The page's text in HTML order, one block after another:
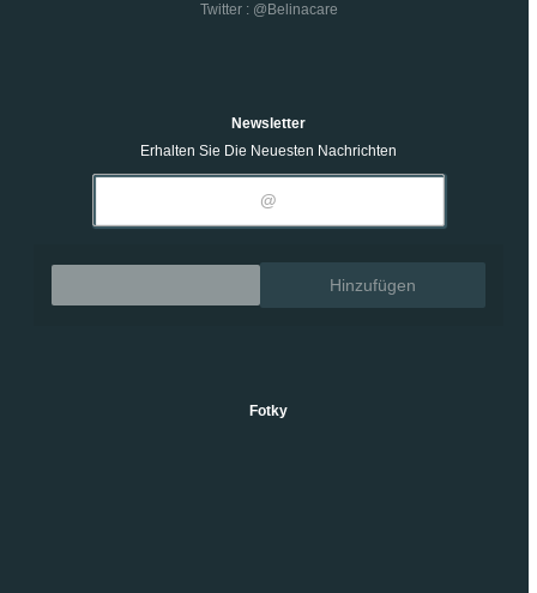
Twitter : @belinacare
Newsletter
Erhalten Sie Die Neuesten Nachrichten
Hinzufügen
Fotky